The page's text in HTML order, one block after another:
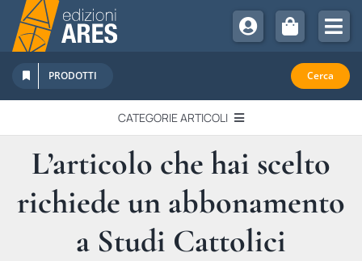
Salta
contenuto
Chi Siamo
Sostienici
Abbonamenti
Promozioni
Newsletter
PRODOTTI Cerca
CATEGORIE ARTICOLI
EDITORIALI
IN QUESTO NUMERO
L’articolo che hai scelto
richiede un abbonamento
a Studi Cattolici